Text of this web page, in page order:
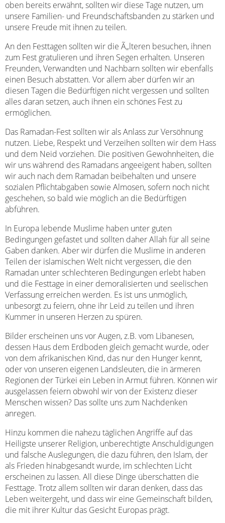
oben bereits erwähnt, sollten wir diese Tage nutzen, um
unsere Familien- und Freundschaftsbanden zu stärken und
unsere Freude mit ihnen zu teilen.
An den Festtagen sollten wir die Ã„lteren besuchen, ihnen
zum Fest gratulieren und ihren Segen erhalten. Unseren
Freunden, Verwandten und Nachbarn sollten wir ebenfalls
einen Besuch abstatten. Vor allem aber dürfen wir an
diesen Tagen die Bedürftigen nicht vergessen und sollten
alles daran setzen, auch ihnen ein schönes Fest zu
ermöglichen.
Das Ramadan-Fest sollten wir als Anlass zur Versöhnung
nutzen. Liebe, Respekt und Verzeihen sollten wir dem Hass
und dem Neid vorziehen. Die positiven Gewohnheiten, die
wir uns während des Ramadans angeeigent haben, sollten
wir auch nach dem Ramadan beibehalten und unsere
sozialen Pflichtabgaben sowie Almosen, sofern noch nicht
geschehen, so bald wie möglich an die Bedürftigen
abführen.
In Europa lebende Muslime haben unter guten
Bedingungen gefastet und sollten daher Allah für all seine
Gaben danken. Aber wir dürfen die Muslime in anderen
Teilen der islamischen Welt nicht vergessen, die den
Ramadan unter schlechteren Bedingungen erlebt haben
und die Festtage in einer demoralisierten und seelischen
Verfassung erreichen werden. Es ist uns unmöglich,
unbesorgt zu feiern, ohne ihr Leid zu teilen und ihren
Kummer in unseren Herzen zu spüren.
Bilder erscheinen uns vor Augen, z.B. vom Libanesen,
dessen Haus dem Erdboden gleich gemacht wurde, oder
von dem afrikanischen Kind, das nur den Hunger kennt,
oder von unseren eigenen Landsleuten, die in ärmeren
Regionen der Türkei ein Leben in Armut führen. Können wir
ausgelassen feiern obwohl wir von der Existenz dieser
Menschen wissen? Das sollte uns zum Nachdenken
anregen.
Hinzu kommen die nahezu täglichen Angriffe auf das
Heiligste unserer Religion, unberechtigte Anschuldigungen
und falsche Auslegungen, die dazu führen, den Islam, der
als Frieden hinabgesandt wurde, im schlechten Licht
erscheinen zu lassen. All diese Dinge überschatten die
Festtage. Trotz allem sollten wir daran denken, dass das
Leben weitergeht, und dass wir eine Gemeinschaft bilden,
die mit ihrer Kultur das Gesicht Europas prägt.